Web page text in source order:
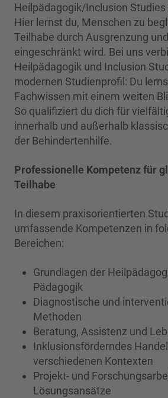
Heilpädagogik/Inclusion Studies
Hier lernst du, Menschen zu
Teilhabe durch Ausgrenzung
eingeschränkt wird. Bei uns
Heilpädagogik und Inclusion
modernen Studienprofil: Du
Fachwissen mit einem weiten
So qualifiziert du dich für
innerhalb und außerhalb
der Behindertenhilfe.
Professionelle Kompetenz für
Teilhabe
In diesem praxisorientierten
umfassende Kompetenzen in
Bereichen:
Grundlagen der
Pädagogik
Diagnostische und
Methoden
Beratung, Assistenz und
Inklusionsförderndes
verschiedenen Kontexten
Projekt- und
Lösungsansätze